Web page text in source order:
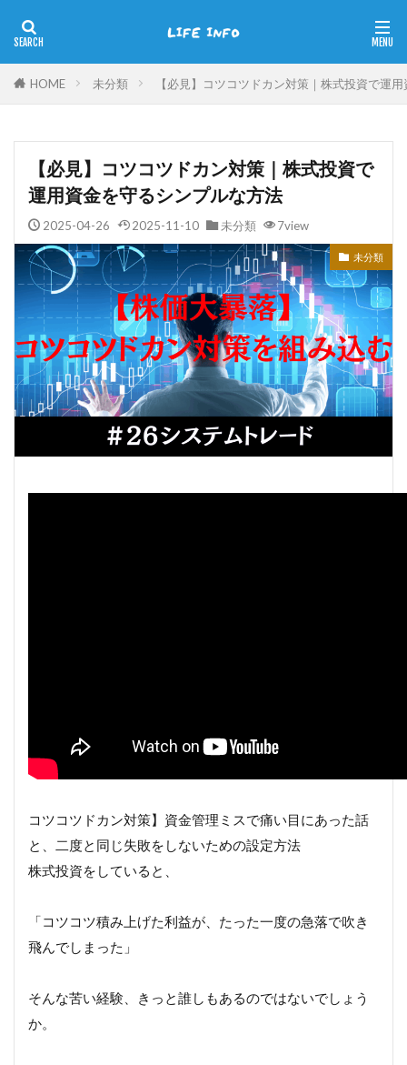
HOME 未分類 【必見】コツコツドカン対策｜株式投資で運
【必見】コツコツドカン対策｜株式投資で
運用資金を守るシンプルな方法
2025-04-26 2025-11-10 未分類 7view
未分類
コツコツドカン対策】資金管理ミスで痛い目にあった話
と、二度と同じ失敗をしないための設定方法
株式投資をしていると、
「コツコツ積み上げた利益が、たった一度の急落で吹き
飛んでしまった」
そんな苦い経験、きっと誰しもあるのではないでしょう
か。